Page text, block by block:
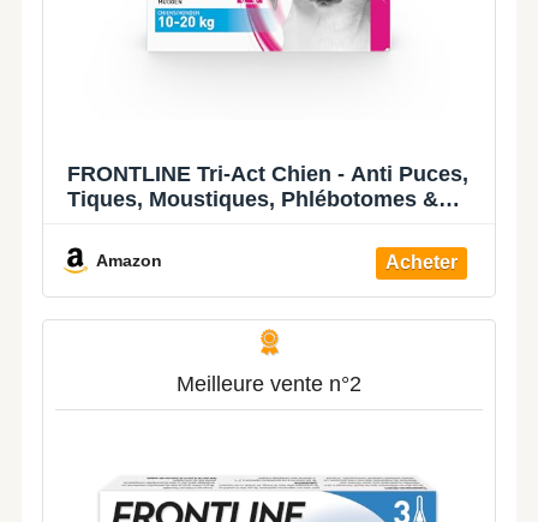
FRONTLINE Tri-Act Chien - Anti Puces,
Tiques, Moustiques, Phlébotomes &
Pour Chien Moyen De 10 à 20 kg -
Fabriqué En France - 3 Pipettes
Application Spot On
Amazon
Meilleure vente n°2